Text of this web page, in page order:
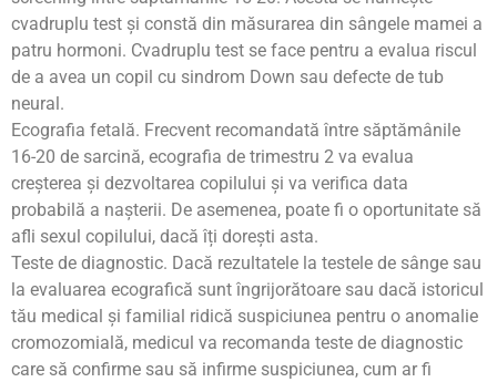
cvadruplu test și constă din măsurarea din sângele mamei a
patru hormoni. Cvadruplu test se face pentru a evalua riscul
de a avea un copil cu sindrom Down sau defecte de tub
neural.
Ecografia fetală. Frecvent recomandată între săptămânile
16-20 de sarcină, ecografia de trimestru 2 va evalua
creșterea și dezvoltarea copilului și va verifica data
probabilă a nașterii. De asemenea, poate fi o oportunitate să
afli sexul copilului, dacă îți dorești asta.
Teste de diagnostic. Dacă rezultatele la testele de sânge sau
la evaluarea ecografică sunt îngrijorătoare sau dacă istoricul
tău medical și familial ridică suspiciunea pentru o anomalie
cromozomială, medicul va recomanda teste de diagnostic
care să confirme sau să infirme suspiciunea, cum ar fi